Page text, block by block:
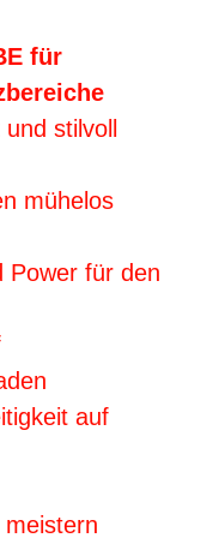
für
stilvoll
mühelos
Power für den
auf